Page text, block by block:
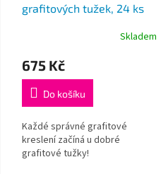
grafitových tužek, 24 ks
Skladem
675 Kč
Do košíku
Každé správné grafitové
kreslení začíná u dobré
grafitové tužky!